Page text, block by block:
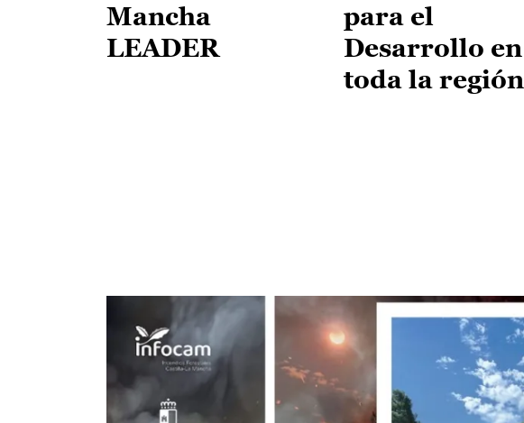
Mancha
LEADER
para el
Desarrollo en
toda la región